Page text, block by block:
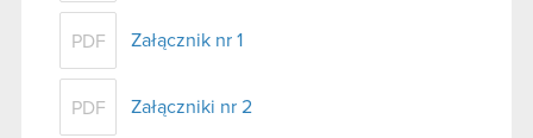
PDF Załącznik nr 1
PDF Załączniki nr 2